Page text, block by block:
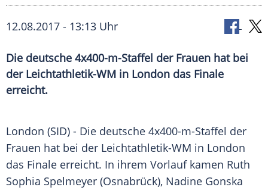
12.08.2017 - 13:13 Uhr
Die deutsche 4x400-m-Staffel der Frauen hat bei
der Leichtathletik-WM in London das Finale
erreicht.
London (SID) - Die deutsche 4x400-m-Staffel der
Frauen hat bei der Leichtathletik-WM in London
das Finale erreicht. In ihrem Vorlauf kamen Ruth
Sophia Spelmeyer (Osnabrück), Nadine Gonska